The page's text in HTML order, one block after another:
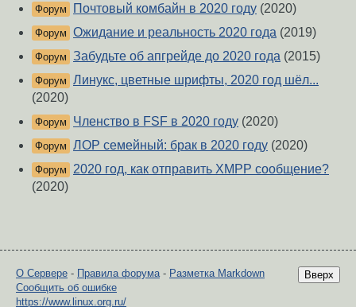
Форум Почтовый комбайн в 2020 году (2020)
Форум Ожидание и реальность 2020 года (2019)
Форум Забудьте об апгрейде до 2020 года (2015)
Форум Линукс, цветные шрифты, 2020 год шёл...
(2020)
Форум Членство в FSF в 2020 году (2020)
Форум ЛОР семейный: брак в 2020 году (2020)
Форум
2020 год, как отправить XMPP сообщение?
(2020)
Вверх
О Сервере - Правила форума - Разметка Markdown
Сообщить об ошибке
https://www.linux.org.ru/